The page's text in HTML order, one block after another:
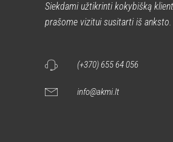
Siekdami užtikrinti kokybišką
prašome vizitui susitarti iš anksto.
(+370) 655 64 056
info@akmi.lt